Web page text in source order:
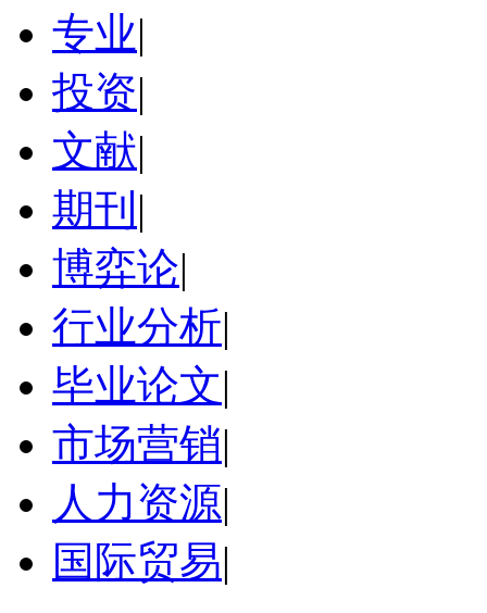
专业|
投资|
文献|
期刊 |
博弈论|
行业分析|
毕业论文|
市场营销|
人力资源|
国际贸易|